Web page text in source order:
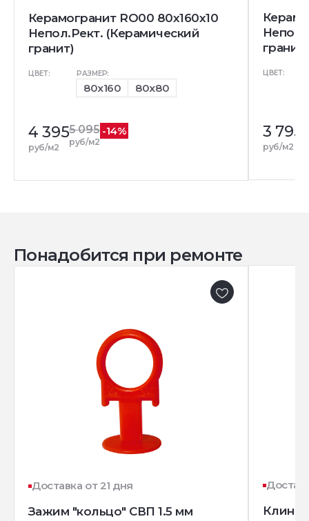
Керамогранит RO00 80x160x10
Непол.Рект. (Керамический
гранит)
ЦВЕТ: РАЗМЕР:
80x160 80x80
4 395
руб/м2
5 095
руб/м2
-14%
гранит)
ЦВЕТ:
3 795
руб/м2
Понадобится при ремонте
Доставка от 21 дня
Зажим "кольцо" СВП 1.5 мм
Клин